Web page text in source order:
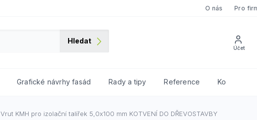
O nás Pro
Hledat
Grafické návrhy fasád Rady a tipy Reference Kontakty
Vrut KMH pro izolační talířek 5,0x100 mm KOTVENÍ DO DŘEVOSTAVBY